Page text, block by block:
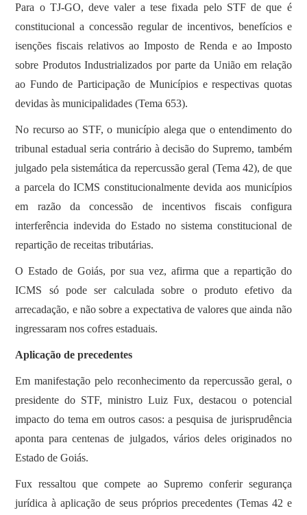
Para o TJ-GO, deve valer a tese fixada pelo STF de que é
constitucional a concessão regular de incentivos, benefícios e
isenções fiscais relativos ao Imposto de Renda e ao Imposto
sobre Produtos Industrializados por parte da União em relação
ao Fundo de Participação de Municípios e respectivas quotas
devidas às municipalidades (Tema 653).
No recurso ao STF, o município alega que o entendimento do
tribunal estadual seria contrário à decisão do Supremo, também
julgado pela sistemática da repercussão geral (Tema 42), de que
a parcela do ICMS constitucionalmente devida aos municípios
em razão da concessão de incentivos fiscais configura
interferência indevida do Estado no sistema constitucional de
repartição de receitas tributárias.
O Estado de Goiás, por sua vez, afirma que a repartição do
ICMS só pode ser calculada sobre o produto efetivo da
arrecadação, e não sobre a expectativa de valores que ainda não
ingressaram nos cofres estaduais.
Aplicação de precedentes
Em manifestação pelo reconhecimento da repercussão geral, o
presidente do STF, ministro Luiz Fux, destacou o potencial
impacto do tema em outros casos: a pesquisa de jurisprudência
aponta para centenas de julgados, vários deles originados no
Estado de Goiás.
Fux ressaltou que compete ao Supremo conferir segurança
jurídica à aplicação de seus próprios precedentes (Temas 42 e